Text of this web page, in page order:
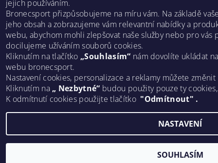
jejich používáním.
Bronecsport přizpůsobujeme na míru vám. Na základě
jeho obsah a zobrazujeme vám relevantní nabídky a
webu, abychom mohli zlepšovat naše služby nebo pro vás
docilujeme užíváním souborů cookies.
Kliknutím na tlačítko „Souhlasím“ nám dovolíte ukládat
webu bronecsport.
Nastavení cookies, personalizace a reklamy můžete
Kliknutím na „ Nezbytné“ budou použity pouze ty
K odmítnutí cookies použijte tlačítko "Odmítnout" .
NASTAVENÍ
SOUHLASÍM